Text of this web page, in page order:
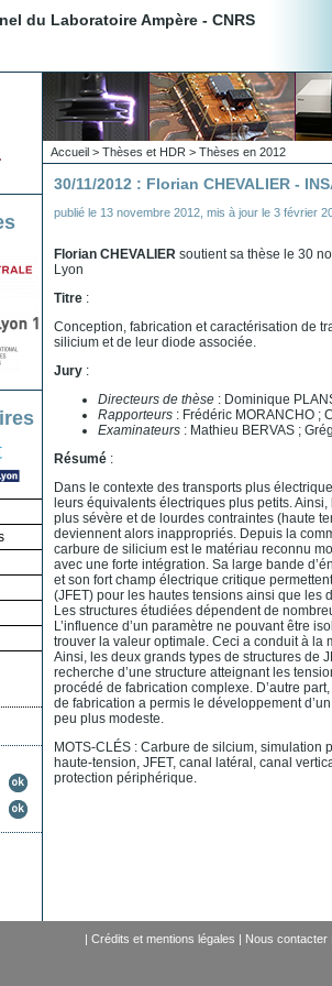
du Laboratoire Ampère - CNRS
Accueil > Thèses et HDR > Thèses en 2012
30/11/2012 : Florian CHEVALIER -
publié le 13 novembre 2012 mis à jour le 3 février
Florian CHEVALIER soutient sa thèse le 30
Lyon
Titre :
Conception, fabrication et caractérisation de
silicium et de leur diode associée.
Jury :
Directeurs de thèse : Dominique
Rapporteurs : Frédéric MORANCHO ;
Examinateurs : Mathieu BERVAS ;
Résumé :
Dans le contexte des transports plus
leurs équivalents électriques plus petits.
plus sévère et de lourdes contraintes (haute
deviennent alors inappropriés. Depuis la
carbure de silicium est le matériau reconnu
avec une forte intégration. Sa large bande
et son fort champ électrique critique
(JFET) pour les hautes tensions ainsi que les
Les structures étudiées dépendent de
L’influence d’un paramètre ne pouvant être
trouver la valeur optimale. Ceci a conduit à la
Ainsi, les deux grands types de structures de
recherche d’une structure atteignant les
procédé de fabrication complexe. D’autre
de fabrication a permis le développement
peu plus modeste.
MOTS-CLÉS : Carbure de silcium,
haute-tension, JFET, canal latéral, canal
protection périphérique.
| Crédits et mentions légales | Nous contacter